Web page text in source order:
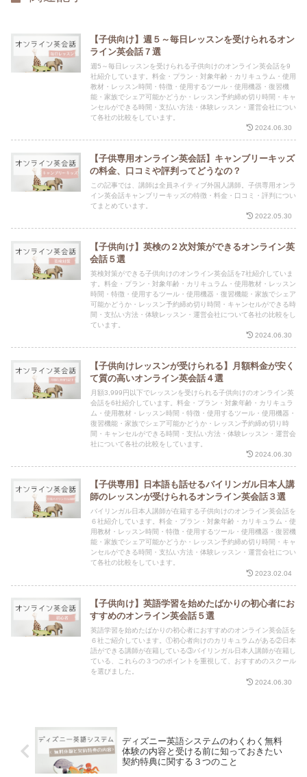
【子供向け】週５～毎日レッスンを受けられるオン
ライン英会話７選
週5～毎日レッスンを受けられる子供向けのオンライン英会話を9
社紹介しています。料金・プラン・対象年齢・カリキュラム・使用
教材・レッスン時間・特徴・使用するツール・使用機器・復習機
能・家族でシェア可能かどうか・レッスン予約締め切り時間・キャ
ンセルができる時間・支払い方法・体験レッスン・運営会社につい
て各社の比較をしています。
2024.06.30
【子供専用オンライン英会話】キャンブリーキッズ
の料金、口コミや評判ってどうなの？
この記事では、講師は全員ネイティブ外国人講師。子供専用オンラ
イン英会話キャンブリーキッズの特徴・料金・口コミ・評判につい
てまとめています。
2022.05.30
【子供向け】英検の２次対策ができるオンライン英
会話５選
英検対策ができる子供向けのオンライン英会話を7社紹介していま
す。料金・プラン・対象年齢・カリキュラム・使用教材・レッスン
時間・特徴・使用するツール・使用機器・復習機能・家族でシェア
可能かどうか・レッスン予約締め切り時間・キャンセルができる時
間・支払い方法・体験レッスン・運営会社について各社の比較をし
ています。
2024.06.30
【子供向けレッスンが受けられる】月額料金が安く
て質の高いオンライン英会話４選
月額3,999円以下でレッスンを受けられる子供向けのオンライン英
会話を6社紹介しています。料金・プラン・対象年齢・カリキュラ
ム・使用教材・レッスン時間・特徴・使用するツール・使用機器・
復習機能・家族でシェア可能かどうか・レッスン予約締め切り時
間・キャンセルができる時間・支払い方法・体験レッスン・運営会
社について各社の比較をしています。
2024.06.30
【子供専用】日本語も話せるバイリンガル日本人講
師のレッスンが受けられるオンライン英会話３選
バイリンガル日本人講師が在籍する子供向けのオンライン英会話を
６社紹介しています。料金・プラン・対象年齢・カリキュラム・使
用教材・レッスン時間・特徴・使用するツール・使用機器・復習機
能・家族でシェア可能かどうか・レッスン予約締め切り時間・キャ
ンセルができる時間・支払い方法・体験レッスン・運営会社につい
て各社の比較をしています。
2023.02.04
【子供向け】英語学習を始めたばかりの初心者にお
すすめのオンライン英会話５選
英語学習を始めたばかりの初心者におすすめのオンライン英会話を
６社ご紹介しています。①初心者向けのカリキュラムがある②日本
語ができる講師が在籍している③バイリンガル日本人講師が在籍し
ている、これらの３つのポイントを重視して、おすすめのスクール
を選びました。
2024.06.30
ディズニー英語システムのわくわく無料
体験の内容と受ける前に知っておきたい
契約特典に関する３つのこと